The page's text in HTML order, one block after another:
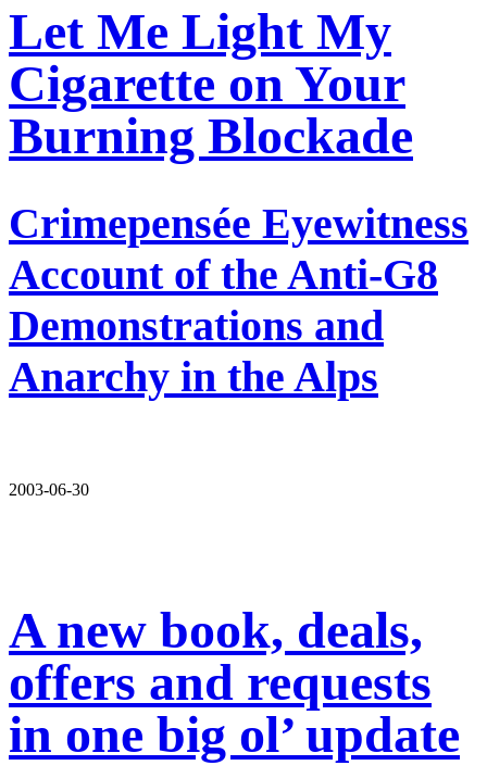
Let Me Light My
Cigarette on Your
Burning Blockade
Crimepensée Eyewitness
Account of the Anti-G8
Demonstrations and
Anarchy in the Alps
2003-06-30
A new book, deals,
offers and requests
in one big ol’ update